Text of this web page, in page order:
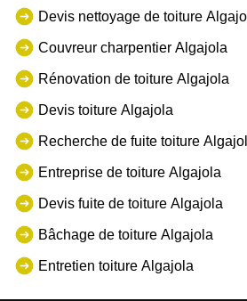
Devis nettoyage de toiture
Couvreur charpentier Algajola
Rénovation de toiture Algajola
Devis toiture Algajola
Recherche de fuite toiture
Entreprise de toiture Algajola
Devis fuite de toiture Algajola
Bâchage de toiture Algajola
Entretien toiture Algajola